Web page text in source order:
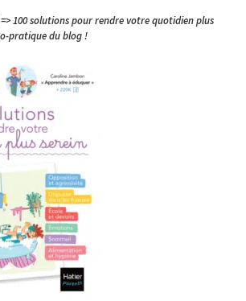
=> 100 solutions pour rendre votre quotidien plus
pratique du blog !